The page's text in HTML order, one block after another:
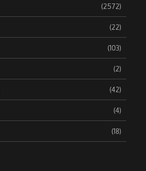
(2572)
(22)
(103)
(2)
(42)
(4)
(18)